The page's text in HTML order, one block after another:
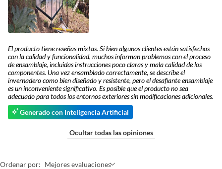
El producto tiene reseñas mixtas. Si bien algunos clientes están satisfechos
con la calidad y funcionalidad, muchos informan problemas con el proceso
de ensamblaje, incluidas instrucciones poco claras y mala calidad de los
componentes. Una vez ensamblado correctamente, se describe el
invernadero como bien diseñado y resistente, pero el desafiante ensamblaje
es un inconveniente significativo. Es posible que el producto no sea
adecuado para todos los entornos exteriores sin modificaciones adicionales.
Generado con Inteligencia Artificial
Ocultar todas las opiniones
Ordenar por: Mejores evaluaciones